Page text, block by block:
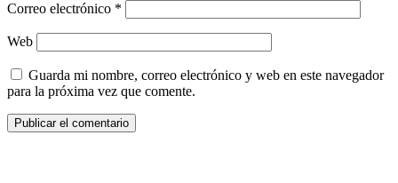
Correo electrónico *
Web
Guarda mi nombre, correo electrónico y web en este navegador
para la próxima vez que comente.